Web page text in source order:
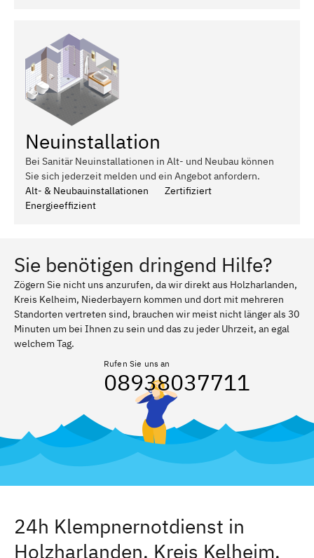
Neuinstallation
Bei Sanitär Neuinstallationen in Alt- und Neubau können
Sie sich jederzeit melden und ein Angebot anfordern.
Alt- & Neubauinstallationen
Zertifiziert
Energieeffizient
Sie benötigen dringend Hilfe?
Zögern Sie nicht uns anzurufen, da wir direkt aus Holzharlanden,
Kreis Kelheim, Niederbayern kommen und dort mit mehreren
Standorten vertreten sind, brauchen wir meist nicht länger als 30
Minuten um bei Ihnen zu sein und das zu jeder Uhrzeit, an egal
welchem Tag.
Rufen Sie uns an
08938037711
24h Klempnernotdienst in
Holzharlanden, Kreis Kelheim,